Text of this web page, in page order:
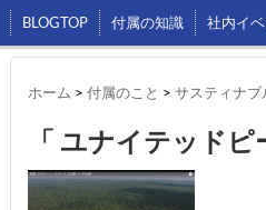
BLOGTOP 付属の知識 社内イベ
ホーム > 付属のこと > サスティナブ
「 ユナイテッド